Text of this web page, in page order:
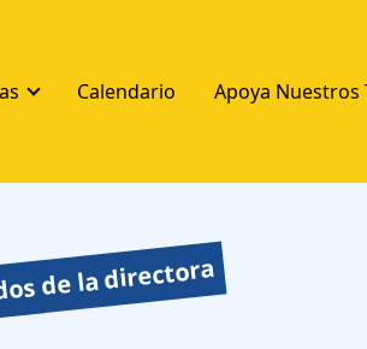
Calendario Apoya Nuestros
de la directora